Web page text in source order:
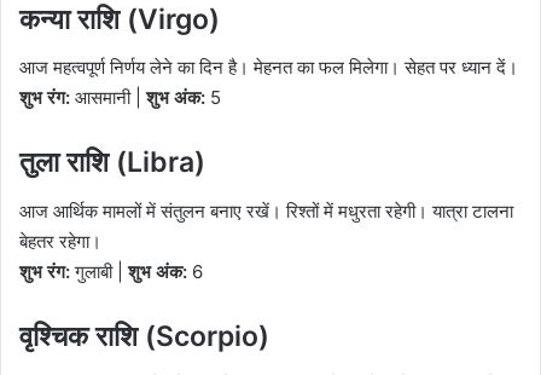
कन्या राशि (Virgo)
आज महत्वपूर्ण निर्णय लेने का दिन है। मेहनत का फल मिलेगा। सेहत पर ध्यान दें।
शुभ रंग: आसमानी |शुभ अंक: 5
तुला राशि (Libra)
आज आर्थिक मामलों में संतुलन बनाए रखें। रिश्तों में मधुरता रहेगी। यात्रा टालना
बेहतर रहेगा।
शुभ रंग:गुलाबी |शुभ अंक: 6
वृश्चिक राशि (Scorpio)